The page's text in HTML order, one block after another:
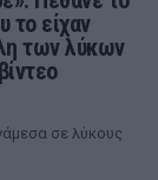
το είχαν
των λύκων
σε λύκους